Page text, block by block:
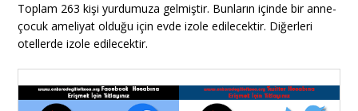
Toplam 263 kişi yurdumuza gelmiştir. Bunların içinde bir anne-
çocuk ameliyat olduğu için evde izole edilecektir. Diğerleri
otellerde izole edilecektir.